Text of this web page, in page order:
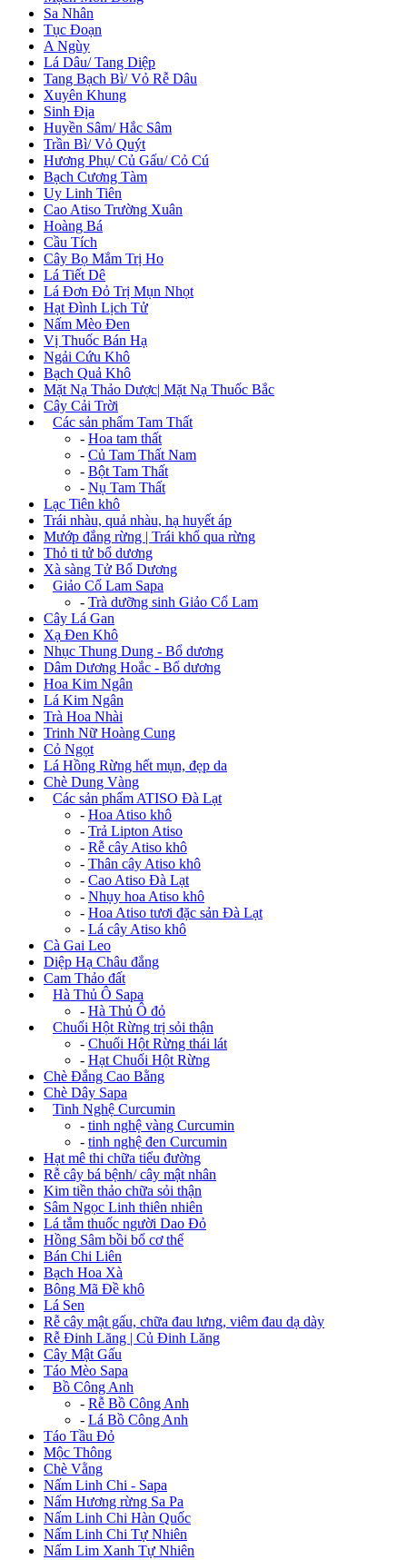
Sa Nhân
Tục Đoạn
A Ngùy
Lá Dâu/ Tang Diệp
Tang Bạch Bì/ Vỏ Rễ Dâu
Xuyên Khung
Sinh Địa
Huyền Sâm/ Hắc Sâm
Trần Bì/ Vỏ Quýt
Hương Phụ/ Củ Gấu/ Cỏ Cú
Bạch Cương Tàm
Uy Linh Tiên
Cao Atiso Trường Xuân
Hoàng Bá
Cầu Tích
Cây Bọ Mắm Trị Ho
Lá Tiết Dê
Lá Đơn Đỏ Trị Mụn Nhọt
Hạt Đình Lịch Tử
Nấm Mèo Đen
Vị Thuốc Bán Hạ
Ngải Cứu Khô
Bạch Quả Khô
Mặt Nạ Thảo Dược| Mặt Nạ Thuốc Bắc
Cây Cải Trời
Các sản phẩm Tam Thất
- Hoa tam thất
- Củ Tam Thất Nam
- Bột Tam Thất
- Nụ Tam Thất
Lạc Tiên khô
Trái nhàu, quả nhàu, hạ huyết áp
Mướp đắng rừng | Trái khổ qua rừng
Thỏ ti tử bổ dương
Xà sàng Tử Bổ Dương
Giảo Cổ Lam Sapa
- Trà dưỡng sinh Giảo Cổ Lam
Cây Lá Gan
Xạ Đen Khô
Nhục Thung Dung - Bổ dương
Dâm Dương Hoắc - Bổ dương
Hoa Kim Ngân
Lá Kim Ngân
Trà Hoa Nhài
Trinh Nữ Hoàng Cung
Cỏ Ngọt
Lá Hồng Rừng hết mụn, đẹp da
Chè Dung Vàng
Các sản phẩm ATISO Đà Lạt
- Hoa Atiso khô
- Trả Lipton Atiso
- Rễ cây Atiso khô
- Thân cây Atiso khô
- Cao Atiso Đà Lạt
- Nhụy hoa Atiso khô
- Hoa Atiso tươi đặc sản Đà Lạt
- Lá cây Atiso khô
Cà Gai Leo
Diệp Hạ Châu đắng
Cam Thảo đất
Hà Thủ Ô Sapa
- Hà Thủ Ô đỏ
Chuối Hột Rừng trị sỏi thận
- Chuối Hột Rừng thái lát
- Hạt Chuối Hột Rừng
Chè Đắng Cao Bằng
Chè Dây Sapa
Tinh Nghệ Curcumin
- tinh nghệ vàng Curcumin
- tinh nghệ đen Curcumin
Hạt mê thi chữa tiểu đường
Rễ cây bá bệnh/ cây mật nhân
Kim tiền thảo chữa sỏi thận
Sâm Ngọc Linh thiên nhiên
Lá tắm thuốc người Dao Đỏ
Hồng Sâm bồi bổ cơ thể
Bán Chi Liên
Bạch Hoa Xà
Bông Mã Đề khô
Lá Sen
Rễ cây mật gấu, chữa đau lưng, viêm đau dạ dày
Rễ Đinh Lăng | Củ Đinh Lăng
Cây Mật Gấu
Táo Mèo Sapa
Bồ Công Anh
- Rễ Bồ Công Anh
- Lá Bồ Công Anh
Táo Tầu Đỏ
Mộc Thông
Chè Vằng
Nấm Linh Chi - Sapa
Nấm Hương rừng Sa Pa
Nấm Linh Chi Hàn Quốc
Nấm Linh Chi Tự Nhiên
Nấm Lim Xanh Tự Nhiên